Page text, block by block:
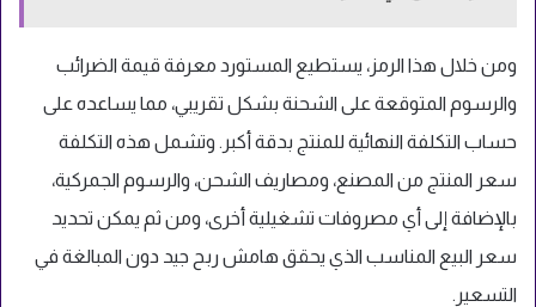
ومن خلال هذا الرمز، يستطيع المستورد معرفة قيمة الضرائب
والرسوم المتوقعة على الشحنة بشكل تقريبي، مما يساعده على
حساب التكلفة النهائية للمنتج بدقة أكبر. وتشمل هذه التكلفة
سعر المنتج من المصنع، ومصاريف الشحن، والرسوم الجمركية،
بالإضافة إلى أي مصروفات تشغيلية أخرى، ومن ثم يمكن تحديد
سعر البيع المناسب الذي يحقق هامش ربح جيد دون المبالغة في
التسعير.